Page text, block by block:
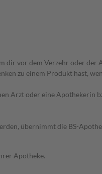
vor dem Verzehr oder
zu einem Produkt hast,
Arzt oder eine Apothekerin
übernimmt die BS-
Apotheke.